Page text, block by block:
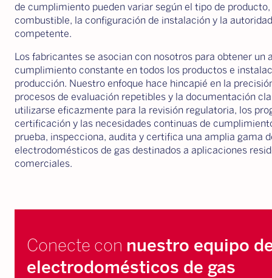
de cumplimiento pueden variar según el tipo de
combustible, la configuración de instalación y la autoridad
competente.
Los fabricantes se asocian con nosotros para obtener un
cumplimiento constante en todos los productos e
producción. Nuestro enfoque hace hincapié en la
procesos de evaluación repetibles y la documentación
utilizarse eficazmente para la revisión regulatoria, los
certificación y las necesidades continuas de
prueba, inspecciona, audita y certifica una amplia gama
electrodomésticos de gas destinados a aplicaciones
comerciales.
Conecte con nuestro equipo
electrodomésticos de gas